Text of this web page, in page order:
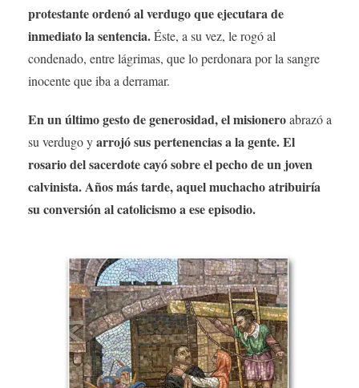
protestante ordenó al verdugo que ejecutara de
inmediato la sentencia.Éste, a su vez, le rogó al
condenado, entre lágrimas, que lo perdonara por la sangre
inocente que iba a derramar.
En un último gesto de generosidad, el misioneroabrazó a
su verdugo yarrojó sus pertenencias a la gente. El
rosario del sacerdote cayó sobre el pecho de un joven
calvinista. Años más tarde, aquel muchacho atribuiría
su conversión al catolicismo a ese episodio.